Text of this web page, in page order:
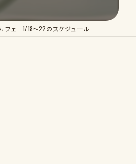
フェ 1/18～22のスケジュール